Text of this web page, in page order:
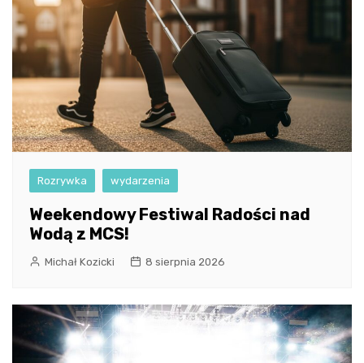
Rozrywka wydarzenia
Weekendowy Festiwal Radości nad
Wodą z MCS!
Michał Kozicki 8 sierpnia 2026